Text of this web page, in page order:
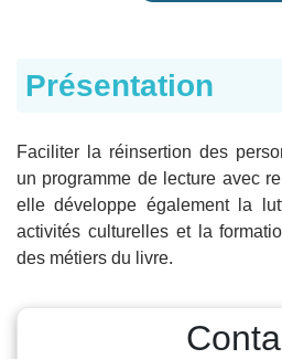
Présentation
Faciliter la réinsertion des
un programme de lecture avec
elle développe également la
activités culturelles et la
des métiers du livre.